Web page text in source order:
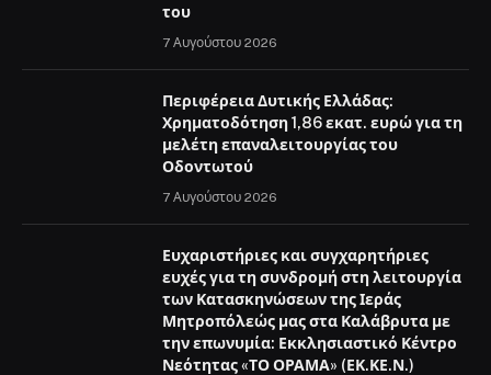
του
7 Αυγούστου 2026
Περιφέρεια Δυτικής Ελλάδας:
Χρηματοδότηση 1,86 εκατ. ευρώ για τη
μελέτη επαναλειτουργίας του
Οδοντωτού
7 Αυγούστου 2026
Ευχαριστήριες και συγχαρητήριες
ευχές για τη συνδρομή στη λειτουργία
των Κατασκηνώσεων της Ιεράς
Μητροπόλεώς μας στα Καλάβρυτα με
την επωνυμία: Εκκλησιαστικό Κέντρο
Νεότητας «ΤΟ ΟΡΑΜΑ» (ΕΚ.ΚΕ.Ν.)